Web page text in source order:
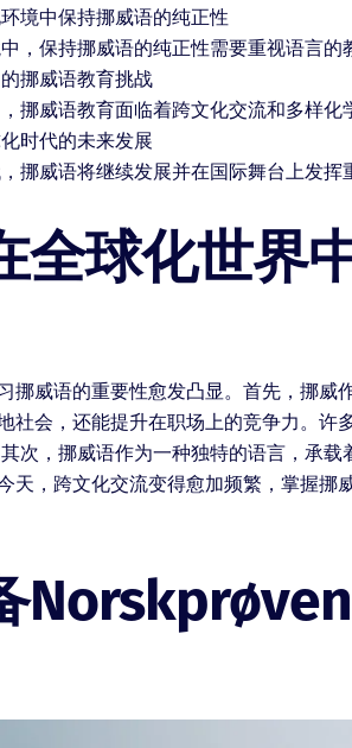
境中保持挪威语的纯正性
，保持挪威语的纯正性需要重视语言的
挪威语教育挑战
挪威语教育面临着跨文化交流和多样化
时代的未来发展
挪威语将继续发展并在国际舞台上发挥
全球化世界
挪威语的重要性愈发凸显。首先，挪
社会，还能提升在职场上的竞争力。
次，挪威语作为一种独特的语言，承
天，跨文化交流变得愈加频繁，掌握